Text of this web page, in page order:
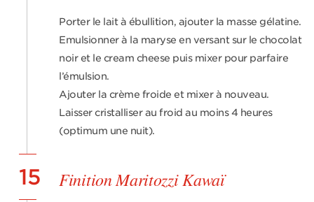
Porter le lait à ébullition, ajouter la masse gélatine.
Emulsionner à la maryse en versant sur le chocolat
noir et le cream cheese puis mixer pour parfaire
l’émulsion.
Ajouter la crème froide et mixer à nouveau.
Laisser cristalliser au froid au moins 4 heures
(optimum une nuit).
15 Finition Maritozzi Kawaï